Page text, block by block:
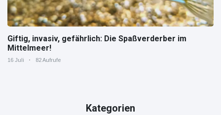
Giftig, invasiv, gefährlich: Die Spaßverderber im
Mittelmeer!
16 Juli 82 Aufrufe
Kategorien